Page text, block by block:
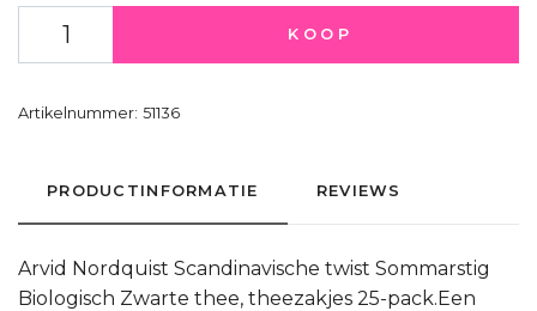
KOOP
Artikelnummer: 51136
PRODUCTINFORMATIE REVIEWS
Arvid Nordquist Scandinavische twist Sommarstig
Biologisch Zwarte thee, theezakjes 25-pack.Een